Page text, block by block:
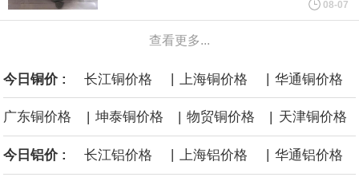
到采购的总费用可能高达2750亿美元，为美国有史以来最昂贵的水
面战舰项目之一。 根据CBO的初步估算，首舰造价约234亿美元，
后续14艘平均每艘约180亿美元。
08-07
查看更多...
今日铜价 : 长江铜价格 | 上海铜价格 | 华通铜价格
广东铜价格 | 坤泰铜价格 | 物贸铜价格 | 天津铜价格
今日铝价 : 长江铝价格 上海铝价格 华通铝价格